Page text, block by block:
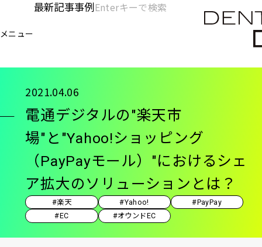
ン
ン
ツ
メニュー
[KC]
-
メ
イ
ン
最新記事事例
検
索
電
電通デジタルの"楽天市
場"と"Yahoo!ショッピング
（PayPayモール）"におけるシェ
ア拡大のソリューションとは？
2021.04.06
#楽天 #Yahoo!
#PayPay
#EC
#オウンドEC